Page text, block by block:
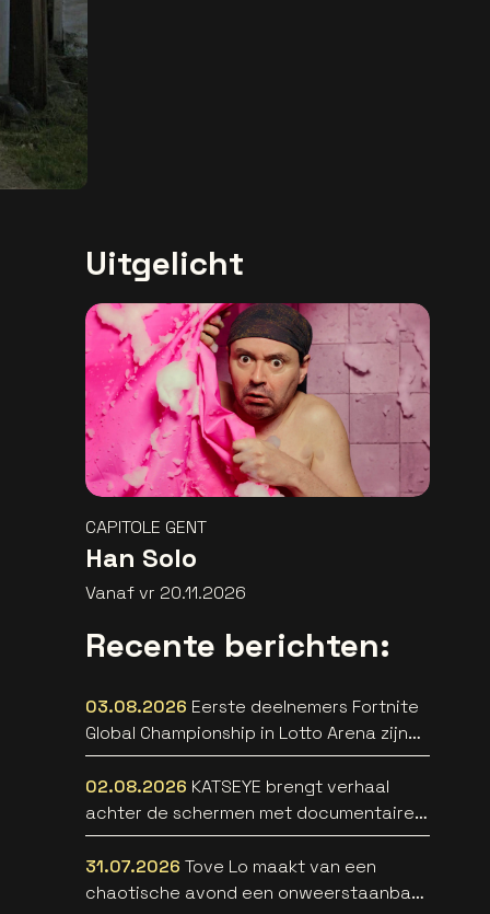
Uitgelicht
CAPITOLE GENT
Han Solo
Vanaf vr 20.11.2026
Recente berichten:
03.08.2026 Eerste deelnemers Fortnite
Global Championship in Lotto Arena zijn
bekend
02.08.2026 KATSEYE brengt verhaal
achter de schermen met documentaire
WILD HEARTS [trailer]
31.07.2026 Tove Lo maakt van een
chaotische avond een onweerstaanbare